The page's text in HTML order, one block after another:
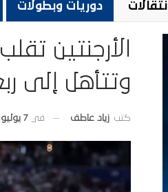
انتقالات دوريات وبطولات
الأرجنتين
وتتأهل إلى
كتب زياد عاطف في 7 يوليو 2026